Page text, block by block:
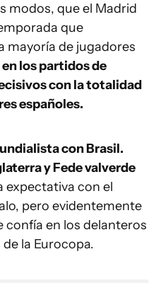
modos, que el Madrid
que
mayoría de jugadores
los partidos de
con la totalidad
españoles.
con Brasil.
y Fede valverde
expectativa con el
pero evidentemente
confía en los delanteros
la Eurocopa.